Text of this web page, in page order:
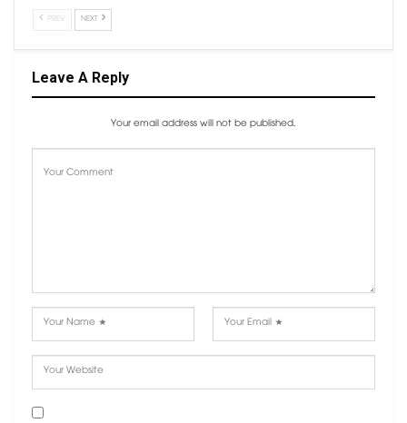
PREV NEXT
Leave A Reply
Your email address will not be published.